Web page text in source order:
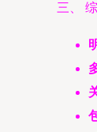
三、